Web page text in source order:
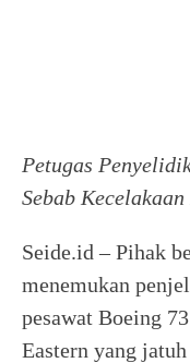
Petugas
Sebab
Seide.id – Pihak
menemukan
pesawat Boeing
Eastern yang